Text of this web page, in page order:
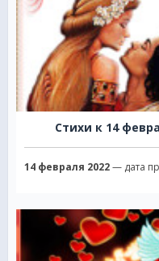
Стихи к 14
14 февраля 2022— дата